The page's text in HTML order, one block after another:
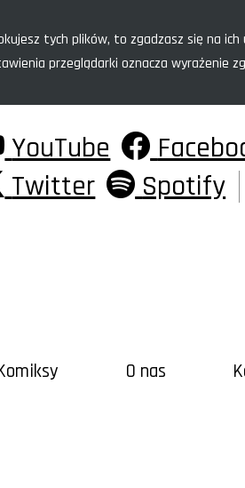
tych plików, to zgadzasz się na ich
przeglądarki oznacza wyrażenie
YouTube
Twitter
Spotify
O nas